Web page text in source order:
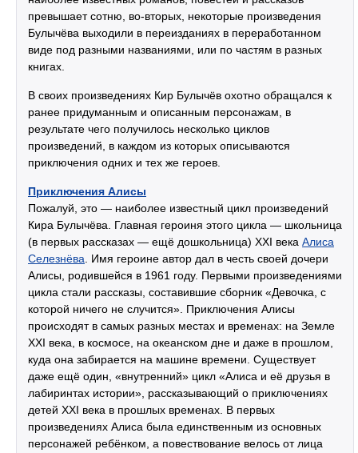
превышает сотню, во-вторых, некоторые произведения
Булычёва выходили в переизданиях в переработанном
виде под разными названиями, или по частям в разных
книгах.
В своих произведениях Кир Булычёв охотно обращался к
ранее придуманным и описанным персонажам, в
результате чего получилось несколько циклов
произведений, в каждом из которых описываются
приключения одних и тех же героев.
Приключения Алисы
Пожалуй, это — наиболее известный цикл произведений
Кира Булычёва. Главная героиня этого цикла — школьница
(в первых рассказах — ещё дошкольница) XXI века Алиса
Селезнёва. Имя героине автор дал в честь своей дочери
Алисы, родившейся в 1961 году. Первыми произведениями
цикла стали рассказы, составившие сборник «Девочка, с
которой ничего не случится». Приключения Алисы
происходят в самых разных местах и временах: на Земле
XXI века, в космосе, на океанском дне и даже в прошлом,
куда она забирается на машине времени. Существует
даже ещё один, «внутренний» цикл «Алиса и её друзья в
лабиринтах истории», рассказывающий о приключениях
детей XXI века в прошлых временах. В первых
произведениях Алиса была единственным из основных
персонажей ребёнком, а повествование велось от лица